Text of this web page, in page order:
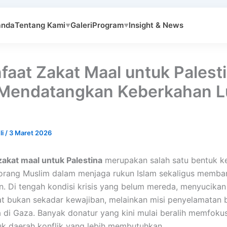
Tentang Kami▼GaleriProgram▼Insight & News
Zakat Maal untuk
Keberkahan
/ 3 Maret 2026
maal untuk Palestina merupakan salah satu bentuk
Muslim dalam menjaga rukun Islam sekaligus
Di tengah kondisi krisis yang belum mereda,
bukan sekadar kewajiban, melainkan misi penyelamatan
di Gaza. Banyak donatur yang kini mulai beralih